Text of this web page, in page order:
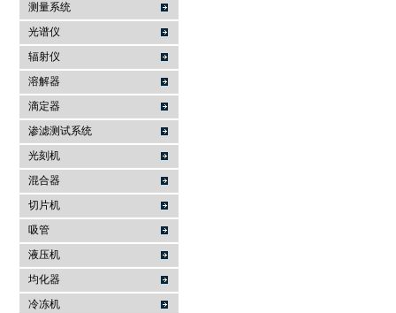
测量系统
光谱仪
辐射仪
溶解器
滴定器
渗滤测试系统
光刻机
混合器
切片机
吸管
液压机
均化器
冷冻机